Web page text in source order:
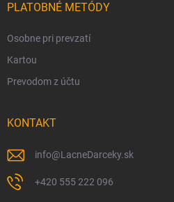
PLATOBNÉ METÓDY
Osobne pri prevzatí
Kartou
Prevodom z účtu
KONTAKT
info@LacneDarceky.sk
+420 555 222 096